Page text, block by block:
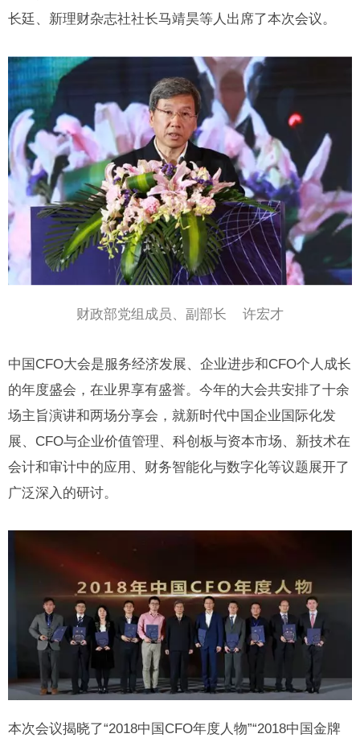
长廷、新理财杂志社社长马靖昊等人出席了本次会议。
财政部党组成员、副部长 许宏才
中国CFO大会是服务经济发展、企业进步和CFO个人成长
的年度盛会，在业界享有盛誉。今年的大会共安排了十余
场主旨演讲和两场分享会，就新时代中国企业国际化发
展、CFO与企业价值管理、科创板与资本市场、新技术在
会计和审计中的应用、财务智能化与数字化等议题展开了
广泛深入的研讨。
本次会议揭晓了“2018中国CFO年度人物”“2018中国金牌